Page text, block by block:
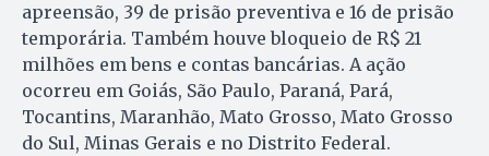
apreensão, 39 de prisão preventiva e 16 de prisão
temporária. Também houve bloqueio de R$ 21
milhões em bens e contas bancárias. A ação
ocorreu em Goiás, São Paulo, Paraná, Pará,
Tocantins, Maranhão, Mato Grosso, Mato Grosso
do Sul, Minas Gerais e no Distrito Federal.